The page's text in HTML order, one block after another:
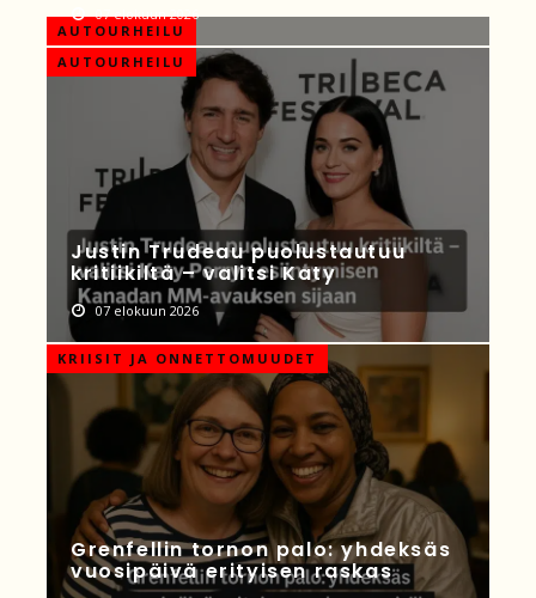
AUTOURHEILU
07 elokuun 2026
AUTOURHEILU
Justin Trudeau puolustautuu
kritiikiltä – valitsi Katy
07 elokuun 2026
KRIISIT JA ONNETTOMUUDET
Grenfellin tornon palo: yhdeksäs
vuosipäivä erityisen raskas